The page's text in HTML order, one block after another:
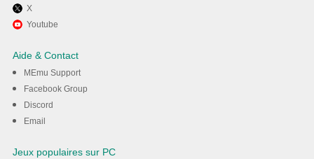
Profitez de jouer Triominos,
dominos triangles sur PC
X
Youtube
Aide & Contact
MEmu Support
Facebook Group
Discord
Email
Jeux populaires sur PC